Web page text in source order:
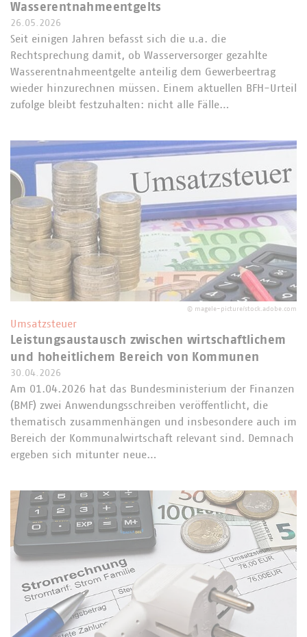
Wasserentnahmeentgelts
26.05.2026
Seit einigen Jahren befasst sich die u.a. die
Rechtsprechung damit, ob Wasserversorger gezahlte
Wasserentnahmeentgelte anteilig dem Gewerbeertrag
wieder hinzurechnen müssen. Einem aktuellen BFH-Urteil
zufolge bleibt festzuhalten: nicht alle Fälle…
© magele-picture/stock.adobe.com
Umsatzsteuer
Leistungsaustausch zwischen wirtschaftlichem
und hoheitlichem Bereich von Kommunen
30.04.2026
Am 01.04.2026 hat das Bundesministerium der Finanzen
(BMF) zwei Anwendungsschreiben veröffentlicht, die
thematisch zusammenhängen und insbesondere auch im
Bereich der Kommunalwirtschaft relevant sind. Demnach
ergeben sich mitunter neue…